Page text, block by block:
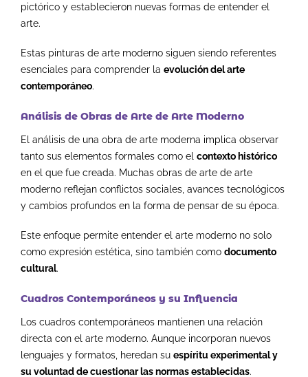
pictórico y establecieron nuevas formas de entender el
arte.
Estas pinturas de arte moderno siguen siendo referentes
esenciales para comprender la evolución del arte
contemporáneo.
Análisis de Obras de Arte de Arte Moderno
El análisis de una obra de arte moderna implica observar
tanto sus elementos formales como el contexto histórico
en el que fue creada. Muchas obras de arte de arte
moderno reflejan conflictos sociales, avances tecnológicos
y cambios profundos en la forma de pensar de su época.
Este enfoque permite entender el arte moderno no solo
como expresión estética, sino también como documento
cultural.
Cuadros Contemporáneos y su Influencia
Los cuadros contemporáneos mantienen una relación
directa con el arte moderno. Aunque incorporan nuevos
lenguajes y formatos, heredan su espíritu experimental y
su voluntad de cuestionar las normas establecidas.